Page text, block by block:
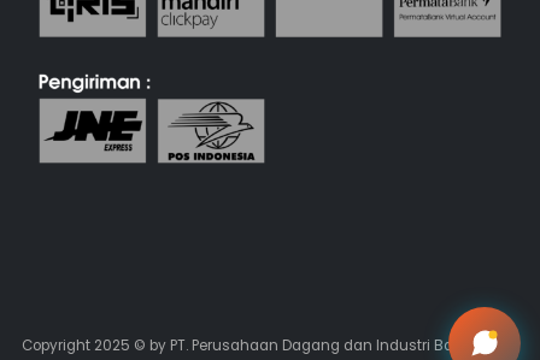
Copyright 2025 © by PT. Perusahaan Dagang dan Industri Batik Keris